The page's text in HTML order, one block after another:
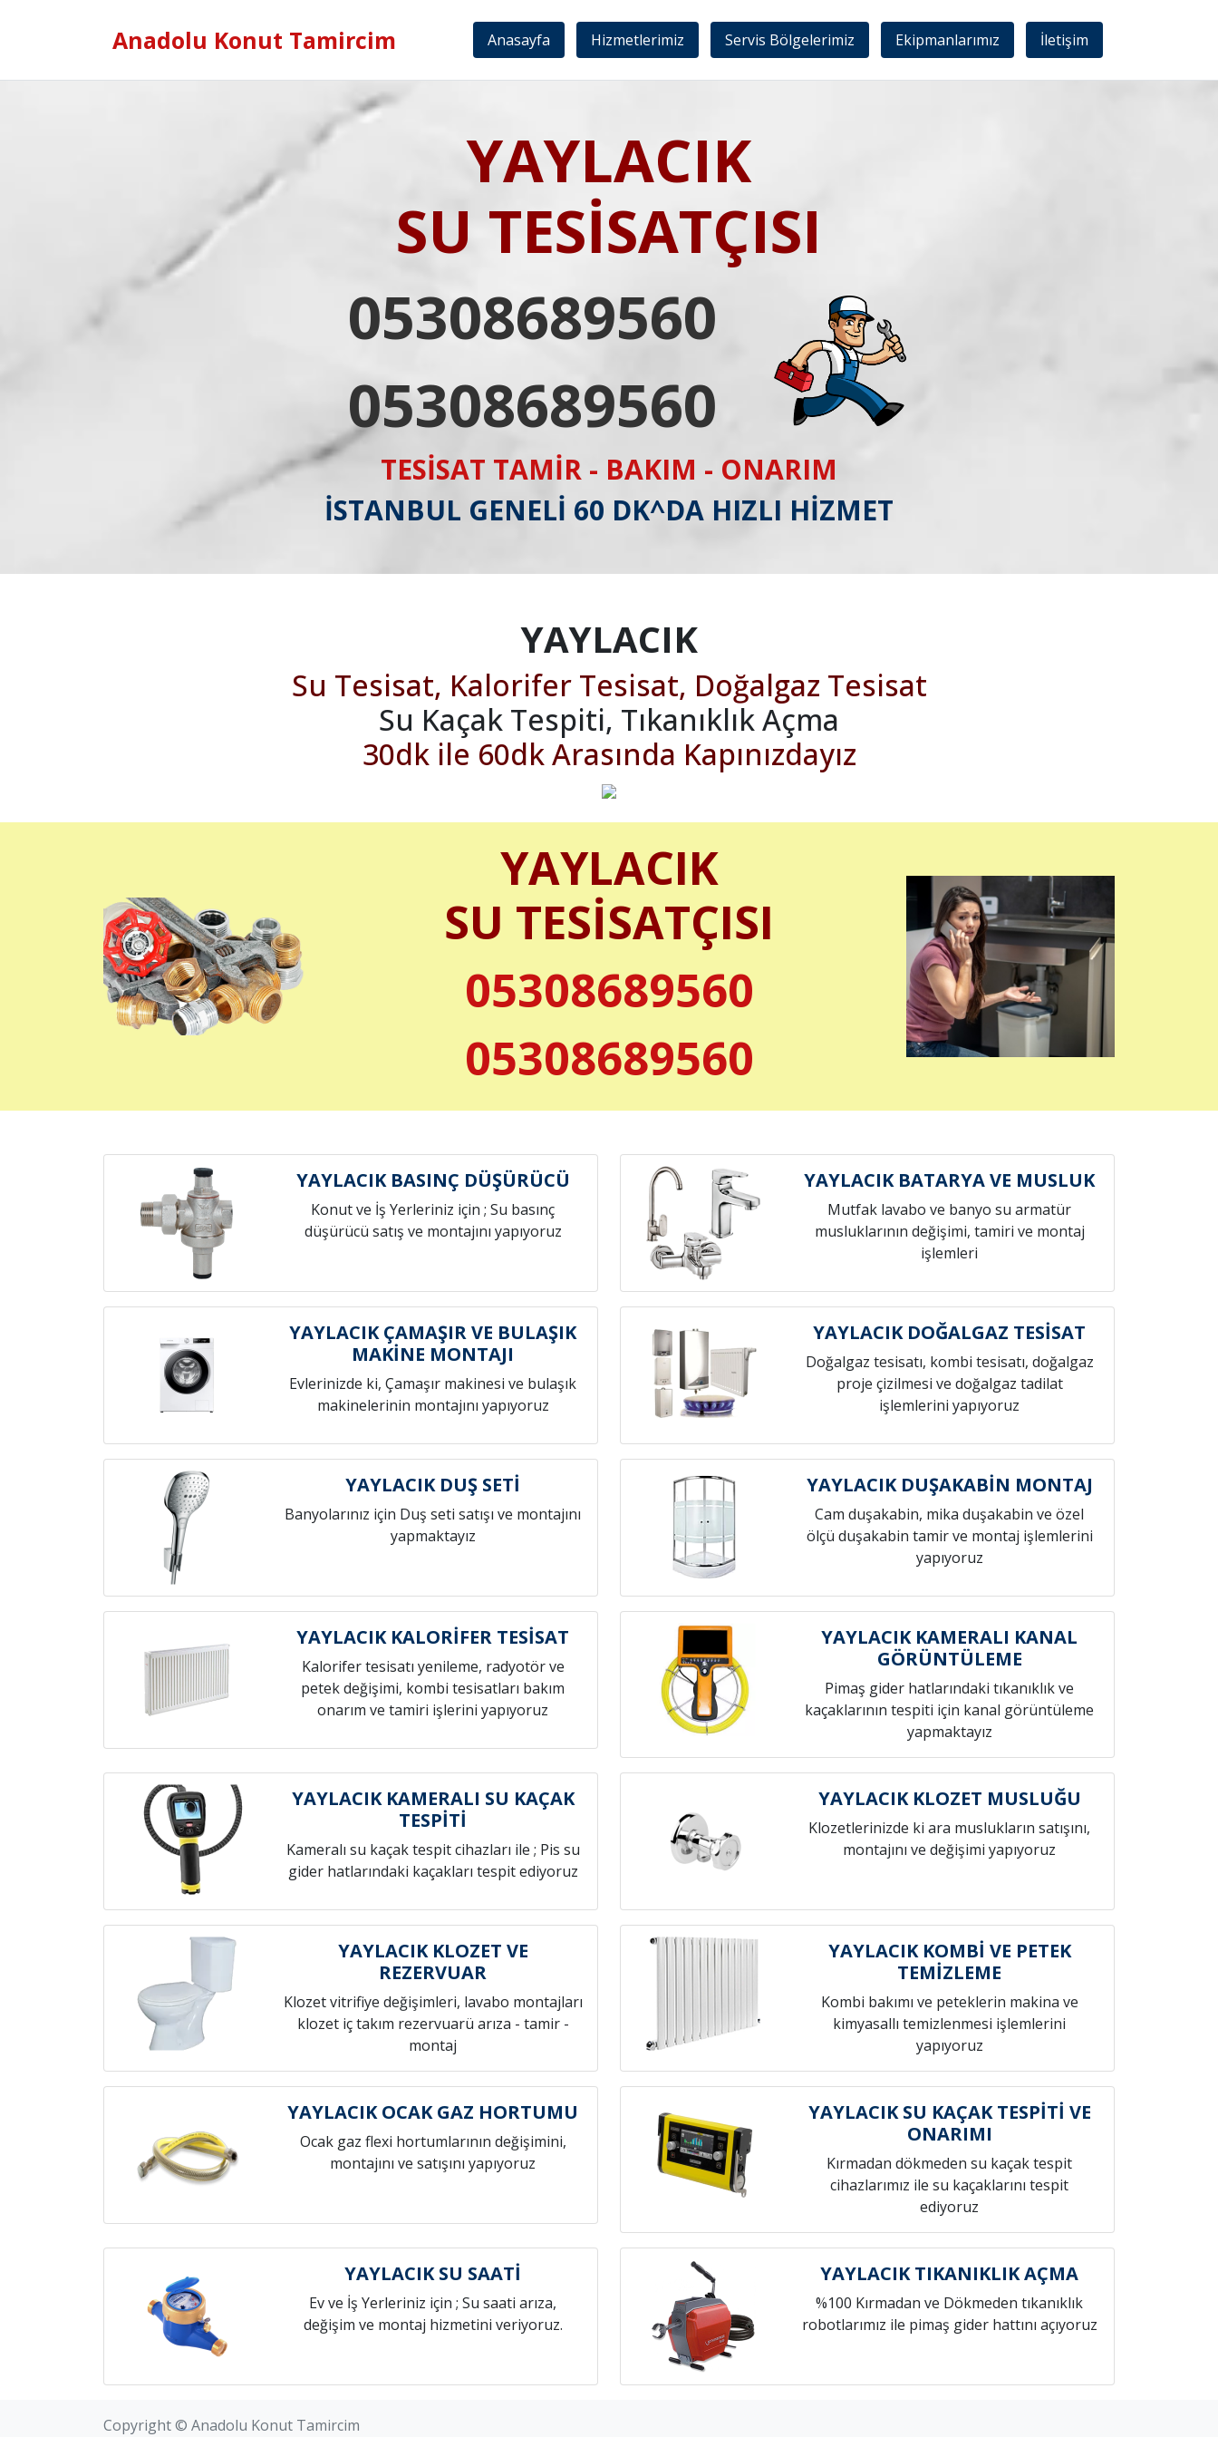
Anadolu Konut Tamircim Anasayfa Hizmetlerimiz Servis Bölgelerimiz Ekipmanlarımız İletişim
YAYLACIK
SU TESİSATÇISI
05308689560
05308689560
TESİSAT TAMİR - BAKIM - ONARIM
İSTANBUL GENELİ 60 DK^DA HIZLI HİZMET
YAYLACIK
Su Tesisat, Kalorifer Tesisat, Doğalgaz Tesisat
Su Kaçak Tespiti, Tıkanıklık Açma
30dk ile 60dk Arasında Kapınızdayız
YAYLACIK
SU TESİSATÇISI
05308689560
05308689560
YAYLACIK BASINÇ DÜŞÜRÜCÜ
Konut ve İş Yerleriniz için ; Su basınç
düşürücü satış ve montajını yapıyoruz
YAYLACIK BATARYA VE MUSLUK
Mutfak lavabo ve banyo su armatür
musluklarının değişimi, tamiri ve montaj
işlemleri
YAYLACIK ÇAMAŞIR VE BULAŞIK
MAKİNE MONTAJI
Evlerinizde ki, Çamaşır makinesi ve bulaşık
makinelerinin montajını yapıyoruz
YAYLACIK DOĞALGAZ TESİSAT
Doğalgaz tesisatı, kombi tesisatı, doğalgaz
proje çizilmesi ve doğalgaz tadilat
işlemlerini yapıyoruz
YAYLACIK DUŞ SETİ
Banyolarınız için Duş seti satışı ve montajını
yapmaktayız
YAYLACIK DUŞAKABİN MONTAJ
Cam duşakabin, mika duşakabin ve özel
ölçü duşakabin tamir ve montaj işlemlerini
yapıyoruz
YAYLACIK KALORİFER TESİSAT
Kalorifer tesisatı yenileme, radyotör ve
petek değişimi, kombi tesisatları bakım
onarım ve tamiri işlerini yapıyoruz
YAYLACIK KAMERALI KANAL
GÖRÜNTÜLEME
Pimaş gider hatlarındaki tıkanıklık ve
kaçaklarının tespiti için kanal görüntüleme
yapmaktayız
YAYLACIK KAMERALI SU KAÇAK
TESPİTİ
Kameralı su kaçak tespit cihazları ile ; Pis su
gider hatlarındaki kaçakları tespit ediyoruz
YAYLACIK KLOZET MUSLUĞU
Klozetlerinizde ki ara muslukların satışını,
montajını ve değişimi yapıyoruz
YAYLACIK KLOZET VE
REZERVUAR
Klozet vitrifiye değişimleri, lavabo montajları
klozet iç takım rezervuarü arıza - tamir -
montaj
YAYLACIK KOMBİ VE PETEK
TEMİZLEME
Kombi bakımı ve peteklerin makina ve
kimyasallı temizlenmesi işlemlerini
yapıyoruz
YAYLACIK OCAK GAZ HORTUMU
Ocak gaz flexi hortumlarının değişimini,
montajını ve satışını yapıyoruz
YAYLACIK SU KAÇAK TESPİTİ VE
ONARIMI
Kırmadan dökmeden su kaçak tespit
cihazlarımız ile su kaçaklarını tespit
ediyoruz
YAYLACIK SU SAATİ
Ev ve İş Yerleriniz için ; Su saati arıza,
değişim ve montaj hizmetini veriyoruz.
YAYLACIK TIKANIKLIK AÇMA
%100 Kırmadan ve Dökmeden tıkanıklık
robotlarımız ile pimaş gider hattını açıyoruz
Copyright © Anadolu Konut Tamircim